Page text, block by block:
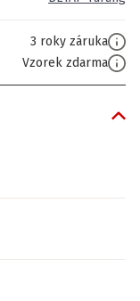
3 roky záruka
Vzorek zdarma